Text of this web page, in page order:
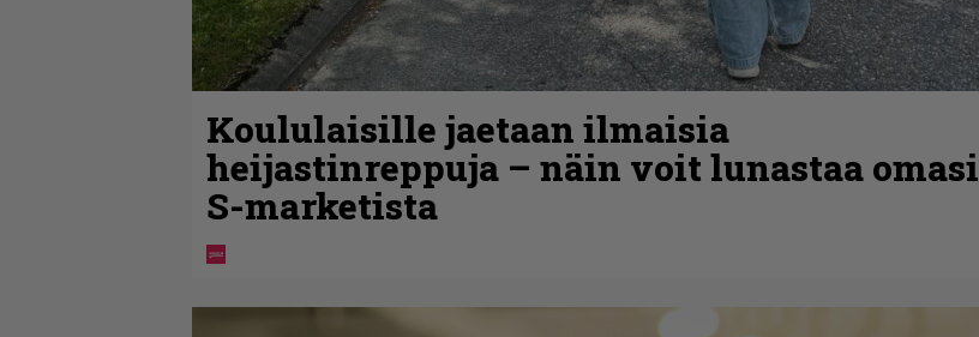
Koululaisille jaetaan ilmaisia
heijastinreppuja – näin voit lunastaa omasi
S-marketista